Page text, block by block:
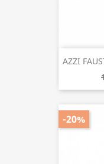
AZZI
-20%